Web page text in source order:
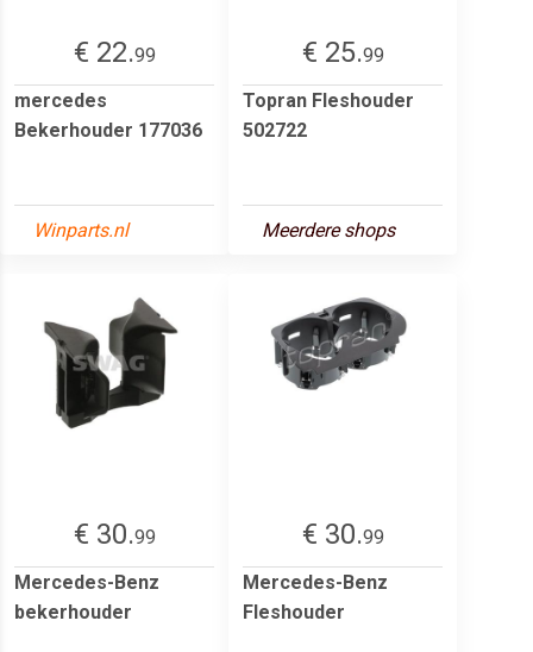
€ 22.99
mercedes
Bekerhouder 177036
Winparts.nl
€ 25.99
Topran Fleshouder
502722
Meerdere shops
€ 30.99
Mercedes-Benz
bekerhouder
€ 30.99
Mercedes-Benz
Fleshouder